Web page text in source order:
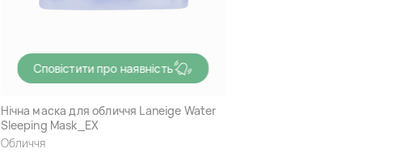
Сповістити про наявність
Нічна маска для обличчя Laneige Water
Sleeping Mask_EX
Обличчя